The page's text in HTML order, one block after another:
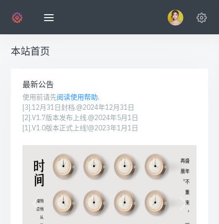
本站首页
最新公告
使用前请先阅读使用帮助.
[3].12月31日封档.@2024年12月31日
[2].V1.7版本发布上线.@2024年5月1日
[1].V1.0版本正式上线!@2023年1月1日
Previous Next